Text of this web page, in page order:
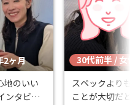
2ヶ月
地のいい
ンタビュ
30代前半 / 女
スペックより
ことが大切だ